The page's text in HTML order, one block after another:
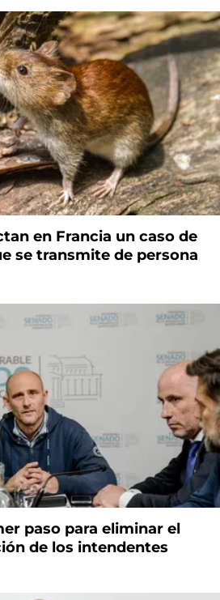
en Francia un caso de
se transmite de persona
paso para eliminar el
de los intendentes